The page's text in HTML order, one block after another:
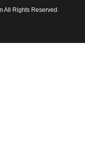
All Rights Reserved.